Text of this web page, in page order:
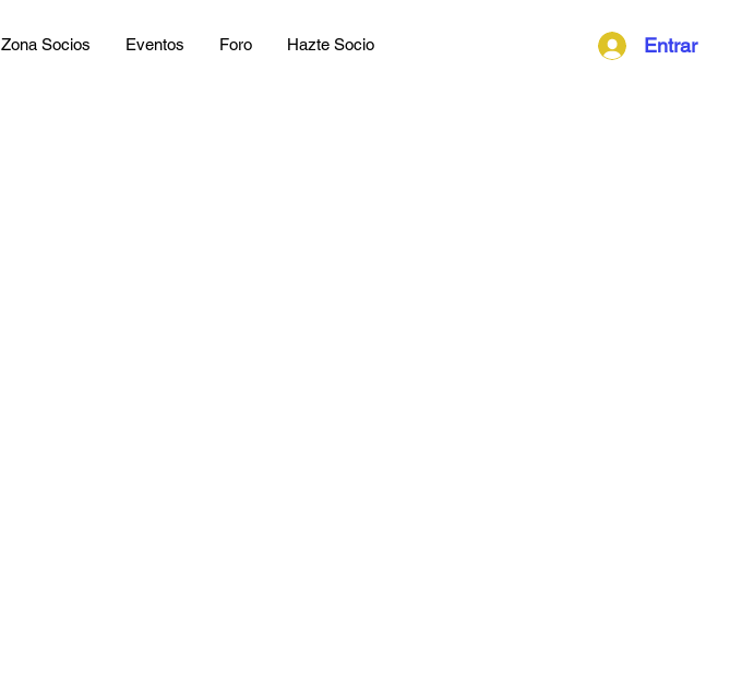
Entrar
Zona Socios Eventos Foro Hazte Socio